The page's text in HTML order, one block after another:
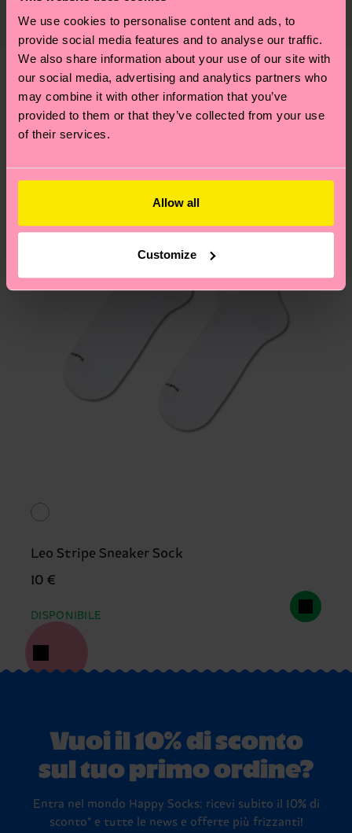
We use cookies to personalise content and ads, to
provide social media features and to analyse our traffic.
We also share information about your use of our site with
our social media, advertising and analytics partners who
may combine it with other information that you’ve
provided to them or that they’ve collected from your use
of their services.
Allow all
Customize
Informazioni dettagliate:
PEZZO 1:100% poliestere
PEZZO 2: 100% poliestere
PEZZO 3:100% Poliestere riciclato
PEZZO 4:100% Poliestere riciclato
certificazioni, ma include filiere etiche, meno
emissioni, amore per i calzini… e tantissime altre
piccole-grandi scelte responsabili! Vuoi scoprire
tutti i nostri segreti (e qualche dritta utile)? Dai
un’occhiata alla nostrapagina sulla sostenibilità!
di spedizione è di 5-8 giorni lavorativi. Tieni
presente che si tratta solo di una stima: la
consegna effettiva dipende dai servizi postali
locali.
Hai domande sui resi? Visita la nostra pagina Resi
per trovare le risposte alle domande più comuni.
Secondo noi, ti piaceràPattern simili
Novità
Leo Stripe Sneaker Sock
10 €
DISPONIBILE
Vuoi il 10% di sconto
sul tuo primo ordine?
Entra nel mondo Happy Socks: ricevi subito il 10% di
sconto* e tutte le news e offerte più frizzanti!